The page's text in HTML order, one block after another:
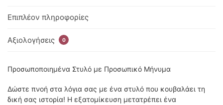
Επιπλέον πληροφορίες
Αξιολογήσεις 0
Προσωποποιημένα Στυλό με Προσωπικό Μήνυμα
Δώστε πνοή στα λόγια σας με ένα στυλό που κουβαλάει τη
δική σας ιστορία! Η εξατομίκευση μετατρέπει ένα